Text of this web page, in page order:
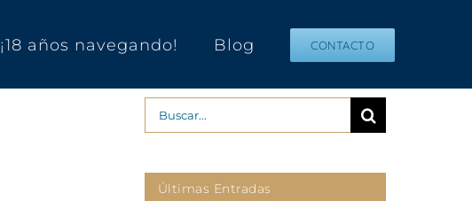
¡18 años navegando! Blog CONTACTO
Buscar:
Últimas Entradas